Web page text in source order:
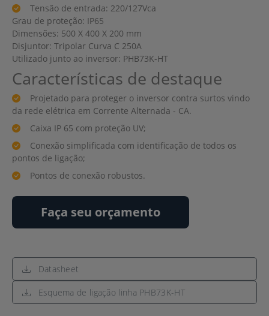
Tensão de entrada: 220/127Vca
Grau de proteção: IP65
Dimensões: 500 X 400 X 200 mm
Disjuntor: Tripolar Curva C 250A
Utilizado junto ao inversor: PHB73K-HT
Características de destaque
Projetado para proteger o inversor contra surtos vindo
da rede elétrica em Corrente Alternada - CA.
Caixa IP 65 com proteção UV;
Conexão simplificada com identificação de todos os
pontos de ligação;
Pontos de conexão robustos.
Faça seu orçamento
Datasheet
Esquema de ligação linha PHB73K-HT